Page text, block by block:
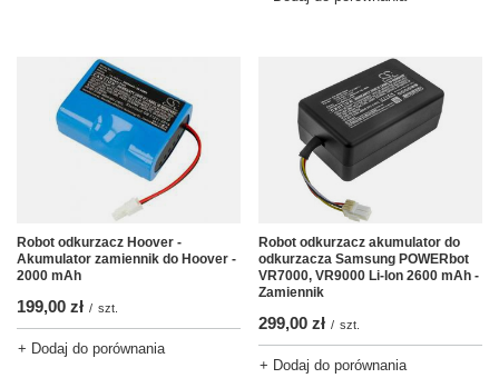
Robot odkurzacz Hoover -
Akumulator zamiennik do Hoover -
2000 mAh
199,00 zł / szt.
+ Dodaj do porównania
Robot odkurzacz akumulator do
odkurzacza Samsung POWERbot
VR7000, VR9000 Li-Ion 2600 mAh -
Zamiennik
299,00 zł / szt.
+ Dodaj do porównania